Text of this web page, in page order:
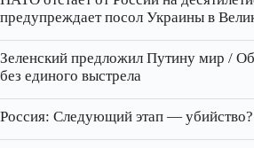
предупреждает посол Украины в
Зеленский предложил Путину мир /
без единого выстрела
Россия: Следующий этап — убийство?